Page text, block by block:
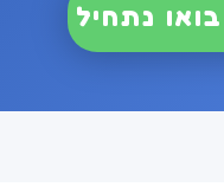
נתחיל